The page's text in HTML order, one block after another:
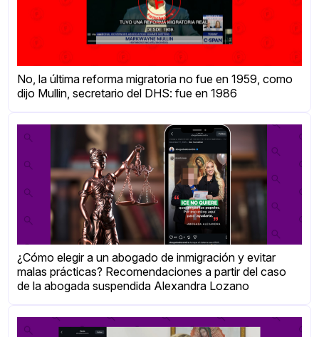
No, la última reforma migratoria no fue en 1959, como
dijo Mullin, secretario del DHS: fue en 1986
¿Cómo elegir a un abogado de inmigración y evitar
malas prácticas? Recomendaciones a partir del caso
de la abogada suspendida Alexandra Lozano